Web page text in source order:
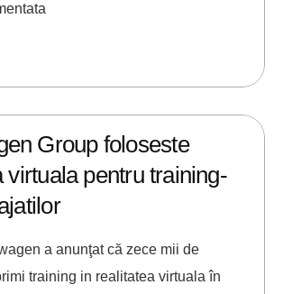
Group foloseste
virtuala pentru training-
a anunţat că zece mii de
training in realitatea virtuala în